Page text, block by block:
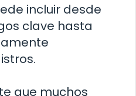
incluir desde
clave hasta
que muchos